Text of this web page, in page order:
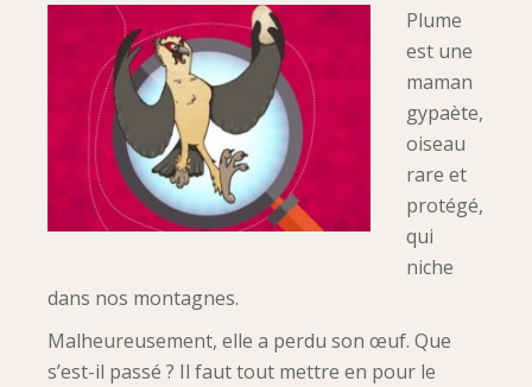
Plume
est une
maman
gypaète,
oiseau
rare et
protégé,
qui
niche
dans nos montagnes.
Malheureusement, elle a perdu son œuf. Que
s’est-il passé ? Il faut tout mettre en pour le